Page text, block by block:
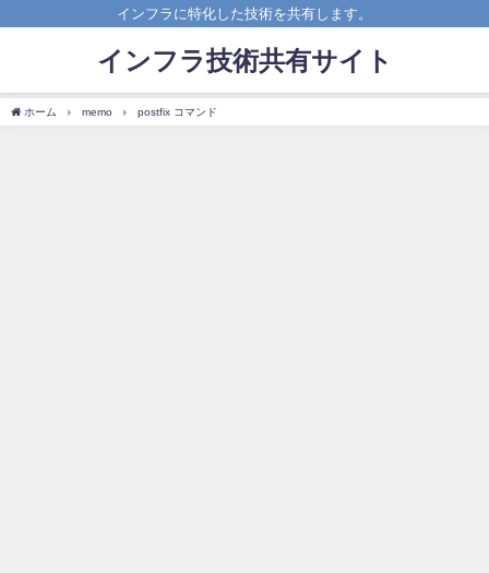
インフラに特化した技術を共有します。
インフラ技術共有サイト
ホーム memo postfix コマンド